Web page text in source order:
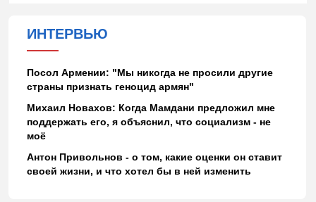
ИНТЕРВЬЮ
Посол Армении: "Мы никогда не просили другие
страны признать геноцид армян"
Михаил Новахов: Когда Мамдани предложил мне
поддержать его, я объяснил, что социализм - не
моё
Антон Привольнов - о том, какие оценки он ставит
своей жизни, и что хотел бы в ней изменить